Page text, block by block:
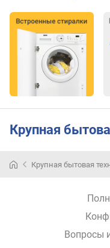
к
и
м
Крупная
Полуавтоматические
Крупная бытовая
Вопросы